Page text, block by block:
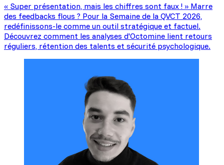
« Super présentation, mais les chiffres sont faux ! » Marre
des feedbacks flous ? Pour la Semaine de la QVCT 2026,
redéfinissons-le comme un outil stratégique et factuel.
Découvrez comment les analyses d'Octomine lient retours
réguliers, rétention des talents et sécurité psychologique.